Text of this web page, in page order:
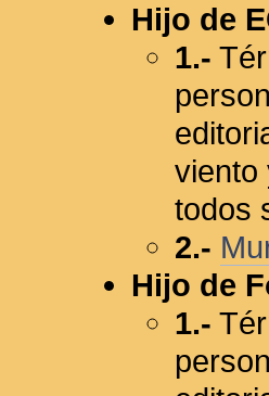
Hijo de
1.-
viento
todos
2.-
Hijo de
1.-